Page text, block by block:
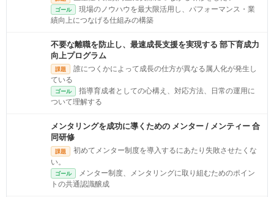
ゴール
現場のノウハウを最大限活用し、パフォーマンス・業
績向上につなげる仕組みの構築
不要な離職を防止し、最速成長支援を実現する 部下育成力
向上プログラム
課題
誰につくかによって成長の仕方が異なる属人化が発生し
ている
ゴール
指導育成者としての心構え、対応方法、日常の運用に
ついて理解する
メンタリングを成功に導くための メンター / メンティー 合
同研修
課題
初めてメンター制度を導入するにあたり失敗させたくな
い。
ゴール
メンター制度、メンタリングに取り組むためのポイン
トの共通認識醸成